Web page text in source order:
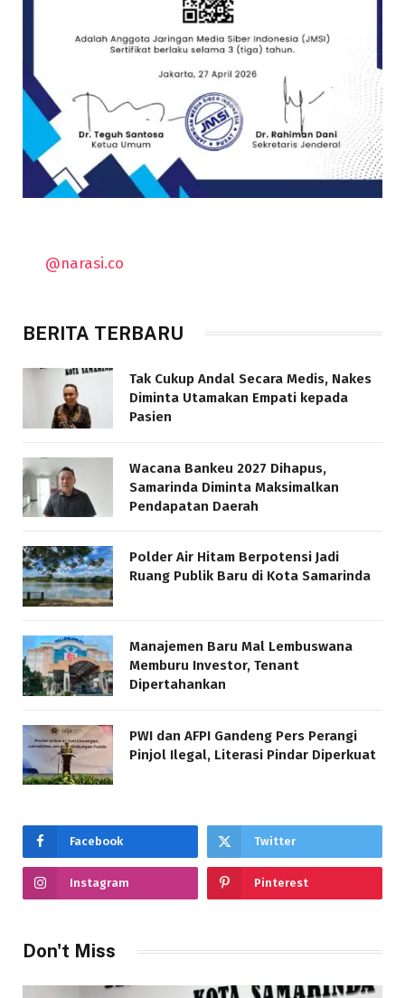
@narasi.co
BERITA TERBARU
Tak Cukup Andal Secara Medis, Nakes
Diminta Utamakan Empati kepada
Pasien
Wacana Bankeu 2027 Dihapus,
Samarinda Diminta Maksimalkan
Pendapatan Daerah
Polder Air Hitam Berpotensi Jadi
Ruang Publik Baru di Kota Samarinda
Manajemen Baru Mal Lembuswana
Memburu Investor, Tenant
Dipertahankan
PWI dan AFPI Gandeng Pers Perangi
Pinjol Ilegal, Literasi Pindar Diperkuat
Facebook Twitter
Instagram Pinterest
Don't Miss